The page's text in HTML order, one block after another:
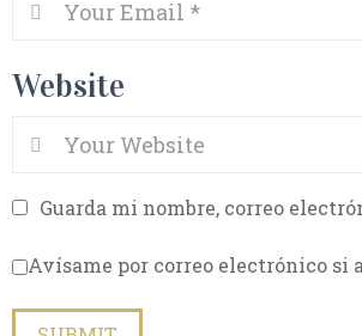
Website
Guarda mi nombre, correo
Avísame por correo electrónico si